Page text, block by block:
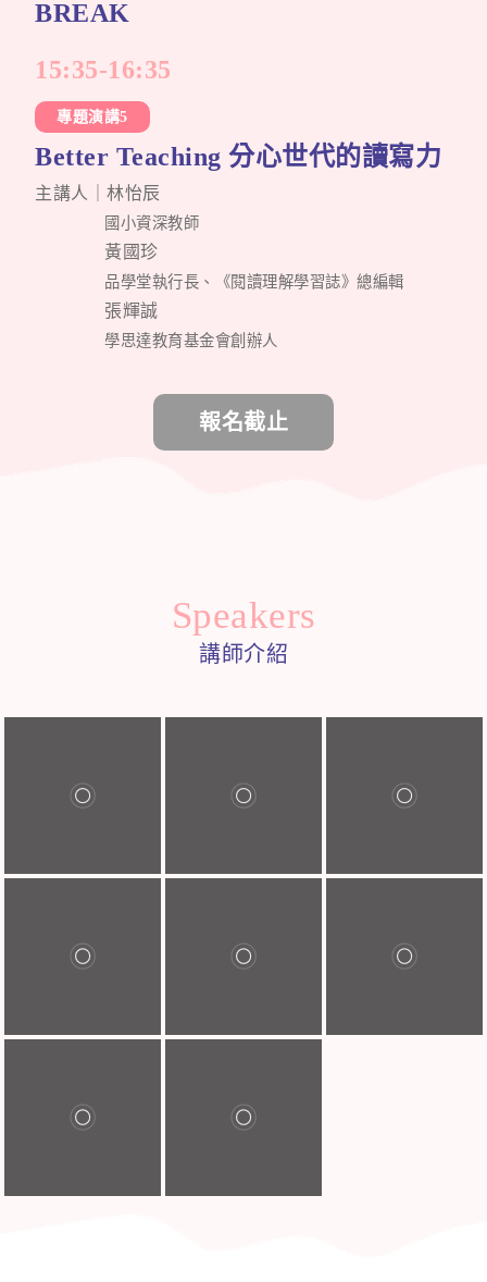
BREAK
15:35-16:35
專題演講5
Better Teaching 分心世代的讀寫力
主講人｜林怡辰
國小資深教師
黃國珍
品學堂執行長、《閱讀理解學習誌》總編輯
張輝誠
學思達教育基金會創辦人
報名截止
Speakers
講師介紹